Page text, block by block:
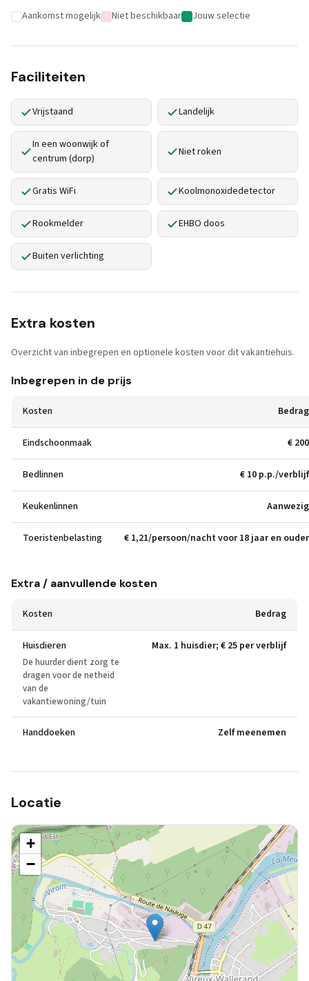
Aankomst mogelijk Niet beschikbaar Jouw selectie
Faciliteiten
Vrijstaand Landelijk
In een woonwijk of
centrum (dorp)
Niet roken
Gratis WiFi Koolmonoxidedetector
Rookmelder EHBO doos
Buiten verlichting
Extra kosten
Overzicht van inbegrepen en optionele kosten voor dit vakantiehuis.
Inbegrepen in de prijs
Kosten Bedrag
Eindschoonmaak € 200
Bedlinnen € 10 p.p./verblijf
Keukenlinnen Aanwezig
Toeristenbelasting € 1,21/persoon/nacht voor 18 jaar en ouder
Extra / aanvullende kosten
Kosten Bedrag
Huisdieren
De huurder dient zorg te
dragen voor de netheid
van de
vakantiewoning/tuin
Max. 1 huisdier; € 25 per verblijf
Handdoeken Zelf meenemen
Locatie
+
−